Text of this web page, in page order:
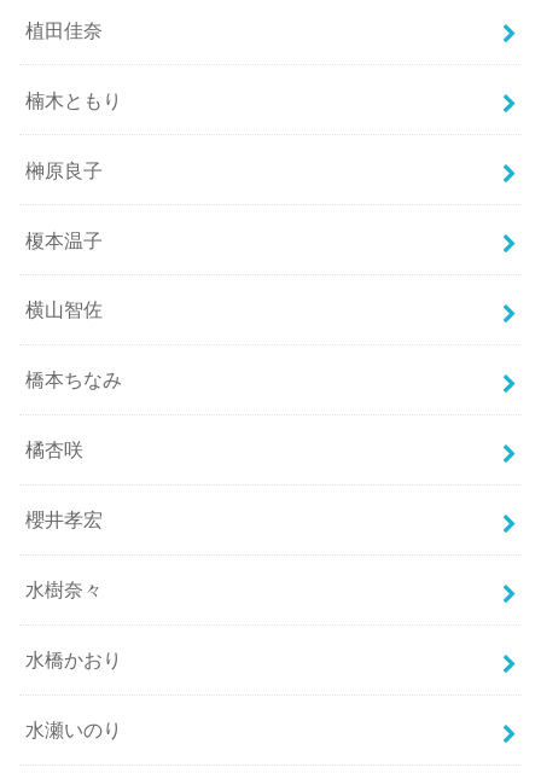
植田佳奈
楠木ともり
榊原良子
榎本温子
横山智佐
橋本ちなみ
橘杏咲
櫻井孝宏
水樹奈々
水橋かおり
水瀬いのり